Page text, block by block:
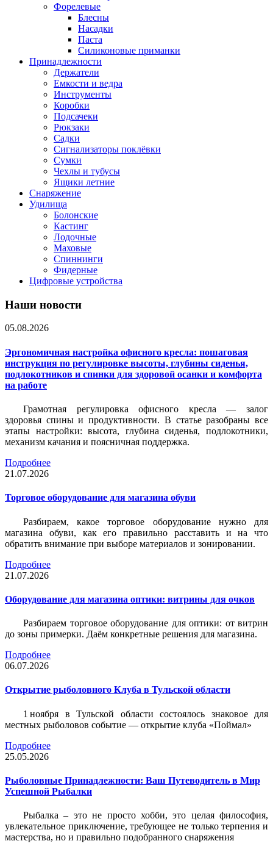
Форелевые
Блесны
Насадки
Паста
Силиконовые приманки
Принадлежности
Держатели
Емкости и ведра
Инструменты
Коробки
Подсачеки
Рюкзаки
Садки
Сигнализаторы поклёвки
Сумки
Чехлы и тубусы
Ящики летние
Снаряжение
Удилища
Болонские
Кастинг
Лодочные
Маховые
Спиннинги
Фидерные
Цифровые устройства
Наши новости
05.08.2026
Эргономичная настройка офисного кресла: пошаговая
инструкция по регулировке высоты, глубины сиденья,
подлокотников и спинки для здоровой осанки и комфорта
на работе
Грамотная регулировка офисного кресла — залог
здоровья спины и продуктивности. В статье разобраны все
этапы настройки: высота, глубина сиденья, подлокотники,
механизм качания и поясничная поддержка.
Подробнее
21.07.2026
Торговое оборудование для магазина обуви
Разбираем, какое торговое оборудование нужно для
магазина обуви, как его правильно расставить и на что
обратить внимание при выборе материалов и зонировании.
Подробнее
21.07.2026
Оборудование для магазина оптики: витрины для очков
Разбираем торговое оборудование для оптики: от витрин
до зоны примерки. Даём конкретные решения для магазина.
Подробнее
06.07.2026
Открытие рыболовного Клуба в Тульской области
1 ноября в Тульской области состоялось знаковое для
местных рыболовов событие — открытие клуба «Поймал»
Подробнее
25.05.2026
Рыболовные Принадлежности: Ваш Путеводитель в Мир
Успешной Рыбалки
Рыбалка – это не просто хобби, это целая философия,
увлекательное приключение, требующее не только терпения и
мастерства, но и правильно подобранного снаряжения